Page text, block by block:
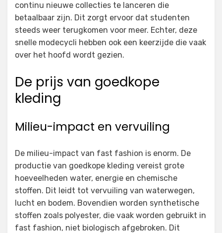
continu nieuwe collecties te lanceren die
betaalbaar zijn. Dit zorgt ervoor dat studenten
steeds weer terugkomen voor meer. Echter, deze
snelle modecycli hebben ook een keerzijde die vaak
over het hoofd wordt gezien.
De prijs van goedkope
kleding
Milieu-impact en vervuiling
De milieu-impact van fast fashion is enorm. De
productie van goedkope kleding vereist grote
hoeveelheden water, energie en chemische
stoffen. Dit leidt tot vervuiling van waterwegen,
lucht en bodem. Bovendien worden synthetische
stoffen zoals polyester, die vaak worden gebruikt in
fast fashion, niet biologisch afgebroken. Dit